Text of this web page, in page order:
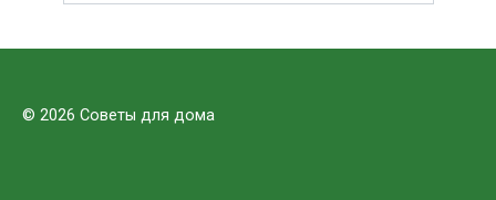
© 2026 Советы для дома